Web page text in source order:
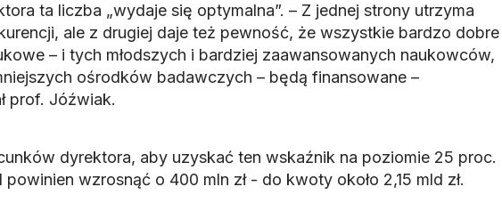
ta liczba „wydaje się optymalna”. – Z jednej strony utrzyma
ale z drugiej daje też pewność, że wszystkie bardzo dobre
– i tych młodszych i bardziej zaawansowanych naukowców,
ośrodków badawczych – będą finansowane –
prof. Jóźwiak.
dyrektora, aby uzyskać ten wskaźnik na poziomie 25 proc.
wzrosnąć o 400 mln zł - do kwoty około 2,15 mld zł.